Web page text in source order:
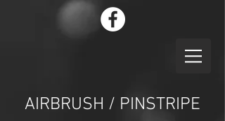
AIRBRUSH / PINSTRIPE